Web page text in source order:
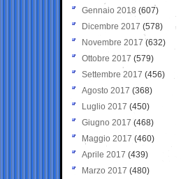
Gennaio 2018 (607)
Dicembre 2017 (578)
Novembre 2017 (632)
Ottobre 2017 (579)
Settembre 2017 (456)
Agosto 2017 (368)
Luglio 2017 (450)
Giugno 2017 (468)
Maggio 2017 (460)
Aprile 2017 (439)
Marzo 2017 (480)